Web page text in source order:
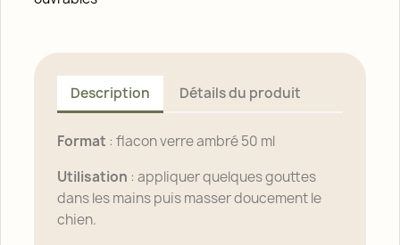
Description Détails du produit
Format : flacon verre ambré 50 ml
Utilisation : appliquer quelques gouttes
dans les mains puis masser doucement le
chien.